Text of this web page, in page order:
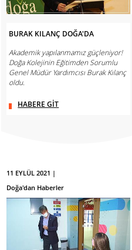
BURAK KILANÇ DOĞA'DA
Akademik yapılanmamız güçleniyor!
Doğa Kolejinin Eğitimden Sorumlu
Genel Müdür Yardımcısı Burak Kılanç
oldu.
HABERE GİT
11 EYLÜL 2021 |
Doğa'dan Haberler